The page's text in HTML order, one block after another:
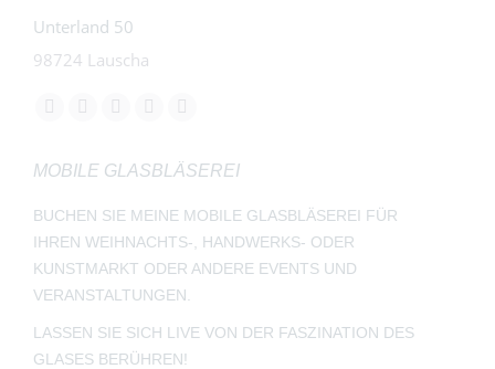
Unterland 50
98724 Lauscha
Finden Sie uns auf:
Facebook
opens
in
new
window
YouTube
opens
in
new
window
Instagram
opens
in
new
window
E-
page
opens
in
new
window
Whatsapp
opens
in
new
window
MOBILE GLASBLÄSEREI
BUCHEN SIE MEINE MOBILE GLASBLÄSEREI FÜR
IHREN WEIHNACHTS-, HANDWERKS- ODER
KUNSTMARKT ODER ANDERE EVENTS UND
VERANSTALTUNGEN.
LASSEN SIE SICH LIVE VON DER FASZINATION DES
GLASES BERÜHREN!